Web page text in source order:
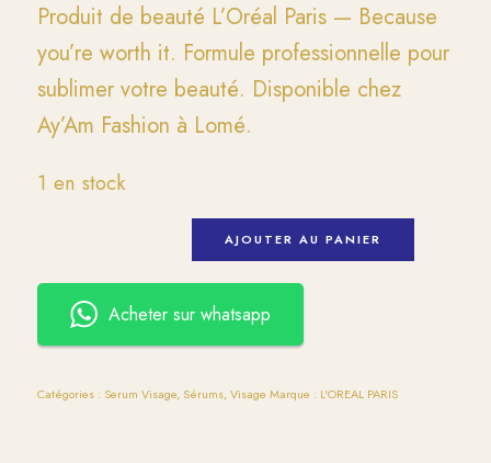
Produit de beauté L’Oréal Paris — Because
you’re worth it. Formule professionnelle pour
sublimer votre beauté. Disponible chez
Ay’Am Fashion à Lomé.
1 en stock
AJOUTER AU PANIER
Acheter sur whatsapp
Catégories : Serum Visage, Sérums,Visage Marque : L'OREAL PARIS